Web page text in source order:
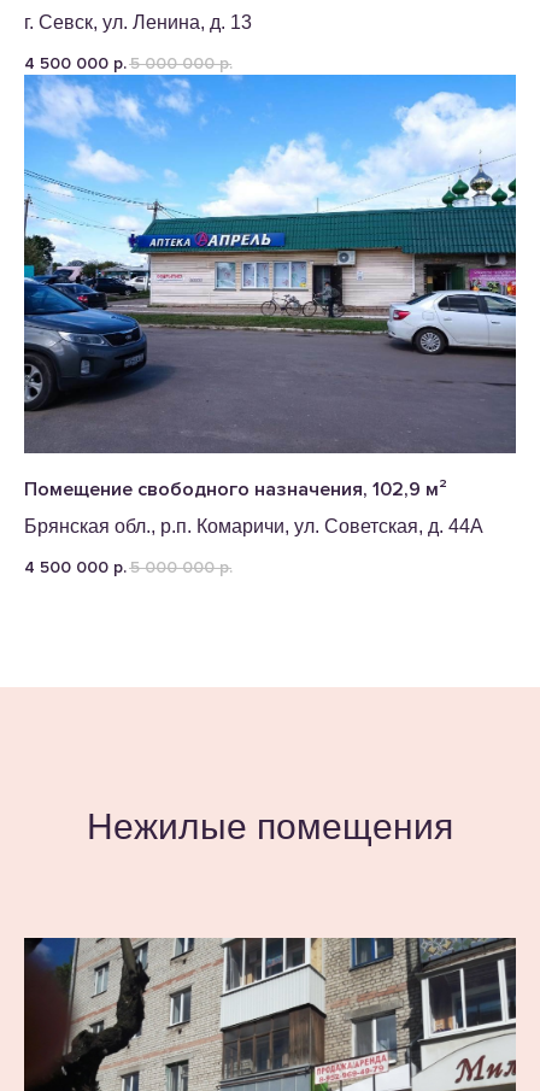
г. Севск, ул. Ленина, д. 13
4 500 000 р.5 000 000 р.
Помещение свободного назначения, 102,9 м²
Брянская обл., р.п. Комаричи, ул. Советская, д. 44А
4 500 000 р.5 000 000 р.
Нежилые помещения